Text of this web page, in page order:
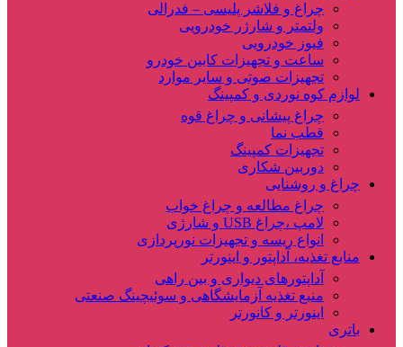
چراغ و فلاشر پلیسی – فدرالی
ولتمتر و شارژر خودرویی
فیوز خودرویی
ساعت و تجهیزات کابین خودرو
تجهیزات صوتی و سایر موارد
لوازم کوه نوردی و کمپینگ
چراغ پیشانی و چراغ قوه
قطب نما
تجهیزات کمپینگ
دوربین شکاری
چراغ و روشنایی
چراغ مطالعه و چراغ خواب
لامپ ،چراغ USB و شارژی
انواع ریسه و تجهیزات نورپردازی
منابع تغذیه، آداپتور و اینورتر
آداپتورهای دیواری و بین راهی
منبع تغذیه آزمایشگاهی و سوئیچینگ صنعتی
اینورتر و کانورتر
باتری